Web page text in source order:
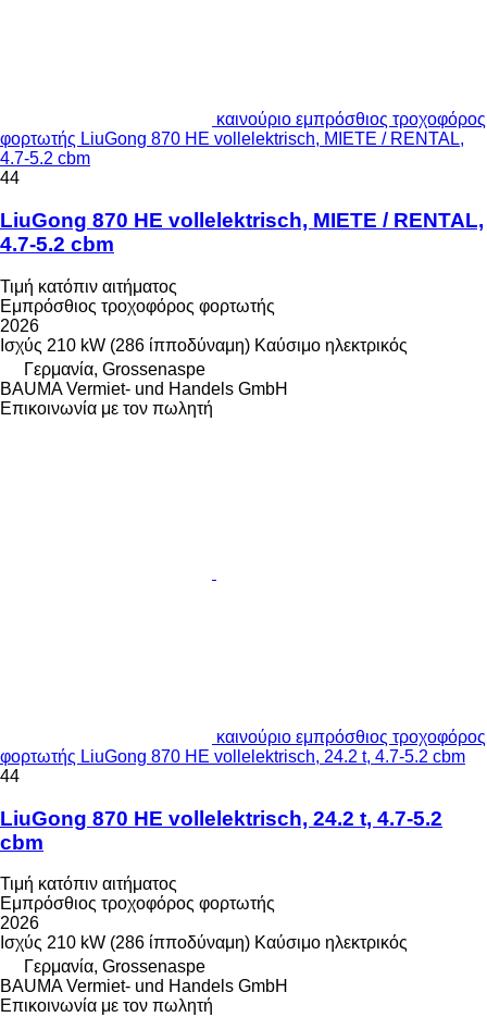
καινούριο εμπρόσθιος τροχοφόρος
φορτωτής LiuGong 870 HE vollelektrisch, MIETE / RENTAL,
4.7-5.2 cbm
44
LiuGong 870 HE vollelektrisch, MIETE / RENTAL,
4.7-5.2 cbm
Τιμή κατόπιν αιτήματος
Εμπρόσθιος τροχοφόρος φορτωτής
2026
Ισχύς 210 kW (286 ίπποδύναμη) Καύσιμο ηλεκτρικός
Γερμανία, Grossenaspe
BAUMA Vermiet- und Handels GmbH
Επικοινωνία με τον πωλητή
καινούριο εμπρόσθιος τροχοφόρος
φορτωτής LiuGong 870 HE vollelektrisch, 24.2 t, 4.7-5.2 cbm
44
LiuGong 870 HE vollelektrisch, 24.2 t, 4.7-5.2
cbm
Τιμή κατόπιν αιτήματος
Εμπρόσθιος τροχοφόρος φορτωτής
2026
Ισχύς 210 kW (286 ίπποδύναμη) Καύσιμο ηλεκτρικός
Γερμανία, Grossenaspe
BAUMA Vermiet- und Handels GmbH
Επικοινωνία με τον πωλητή